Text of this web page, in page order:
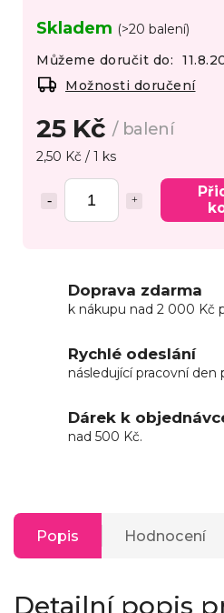
25 Kč/ balení
2,50 Kč / 1 ks
Skladem (>20 balení)
Můžeme doručit do:
Možnosti doručení
Doprava zdarma
k nákupu nad 2 000 Kč
Rychlé odeslání
následující pracovní den
Dárek k
nad 500 Kč.
Popis Hodnocení
Detailní popis